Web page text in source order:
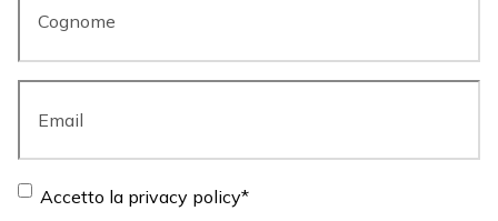
Consent *
Accetto la privacy policy*